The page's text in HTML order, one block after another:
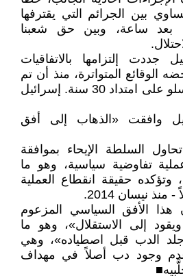
بين الجرائم التي يقترفها
بعد ساعة، وبين حق شعبنا
جددت إلتزامها بالاتفاقيات
الوقائع المتواترة، منذ أن تم
التوقيع على اتفاقات أوسلو على امتداد 30 سنة. إسرائيل
وافقت «الذهاب إلى أفق
السلطة الإيحاء بموافقة
تفاوضية سياسية، وهو ما
وتؤكده حقيقة انقطاع العملية
نيسان 2014.
هذا الأفق السياسي المزعوم
إلى الاستقلال»، وهو ما
الدب قبل اصطياده»، وهي
عدم وجود دب أصلاً في مهداف